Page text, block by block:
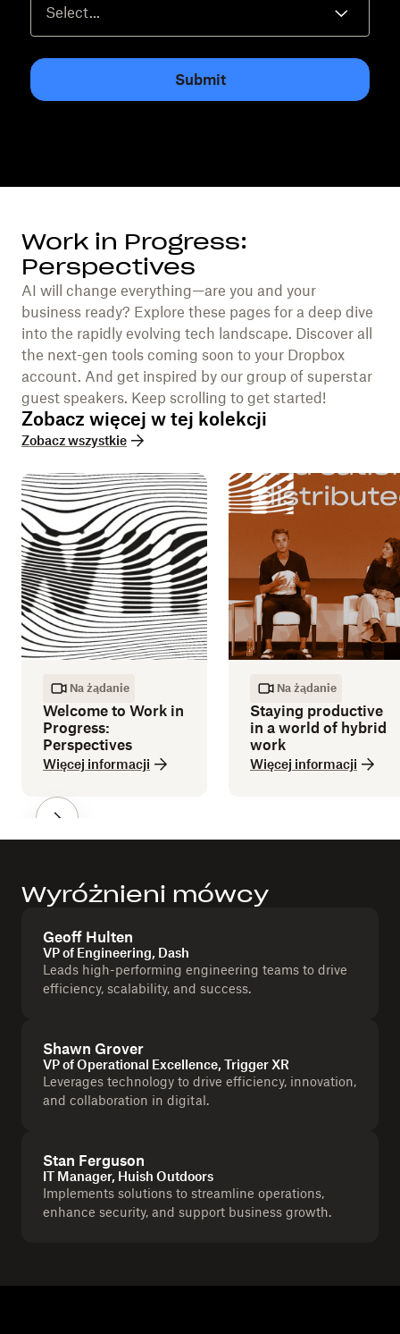
Submit
Work in Progress:
Perspectives
AI will change everything—are you and your
business ready? Explore these pages for a deep dive
into the rapidly evolving tech landscape. Discover all
the next-gen tools coming soon to your Dropbox
account. And get inspired by our group of superstar
guest speakers. Keep scrolling to get started!
Zobacz więcej w tej kolekcji
Zobacz wszystkie
Na żądanie
Welcome to Work in
Progress:
Perspectives
Więcej informacji
Na żądanie
Staying productive
in a world of hybrid
work
Więcej informacji
Wyróżnieni mówcy
Geoff Hulten
VP of Engineering, Dash
Leads high-performing engineering teams to drive
efficiency, scalability, and success.
Shawn Grover
VP of Operational Excellence, Trigger XR
Leverages technology to drive efficiency, innovation,
and collaboration in digital.
Stan Ferguson
IT Manager, Huish Outdoors
Implements solutions to streamline operations,
enhance security, and support business growth.